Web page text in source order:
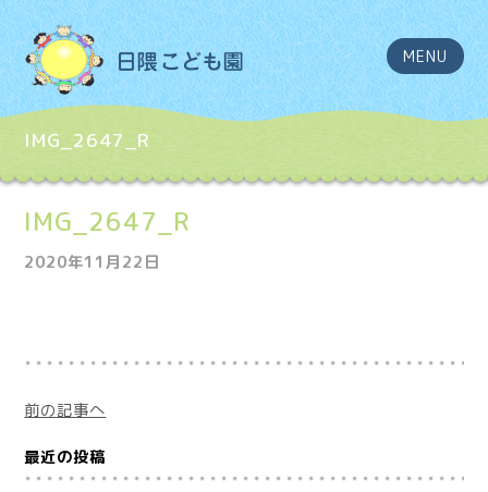
MENU
IMG_2647_R
IMG_2647_R
2020年11月22日
前の記事へ
最近の投稿